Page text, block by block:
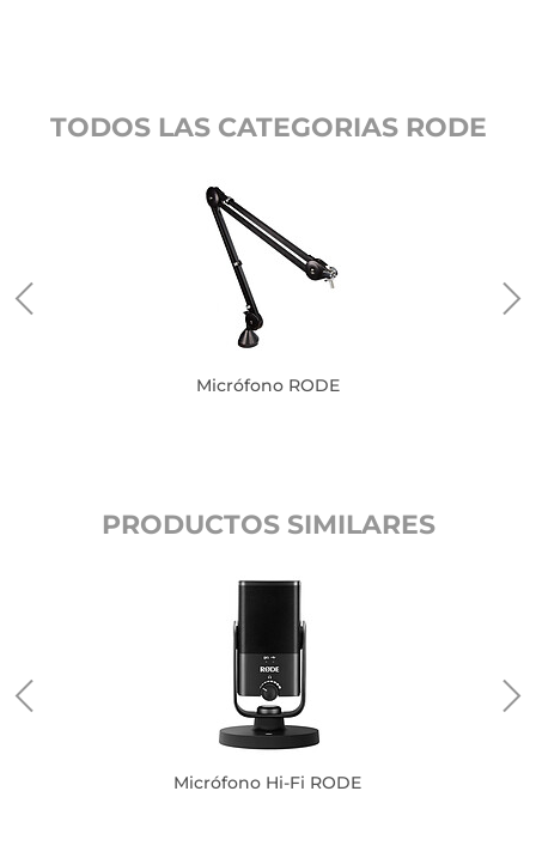
TODOS LAS CATEGORIAS RODE
Micrófono RODE
PRODUCTOS SIMILARES
Micrófono Hi-Fi RODE